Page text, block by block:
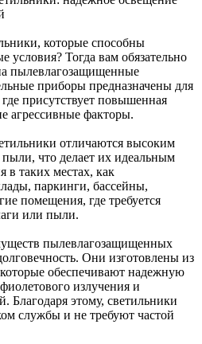
которые способны
условия? Тогда вам обязательно
пылевлагозащищенные
приборы предназначены для
присутствует повышенная
агрессивные факторы.
отличаются высоким
что делает их идеальным
в таких местах, как
паркинги, бассейны,
помещения, где требуется
или пыли.
пылевлагозащищенных
Они изготовлены из
обеспечивают надежную
излучения и
Благодаря этому, светильники
службы и не требуют частой